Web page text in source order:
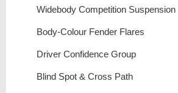
Widebody Competition Suspension
Body-Colour Fender Flares
Driver Confidence Group
Blind Spot & Cross Path